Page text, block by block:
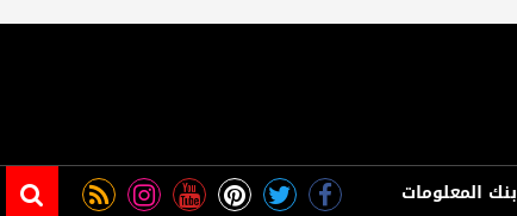
بنك المعلومات